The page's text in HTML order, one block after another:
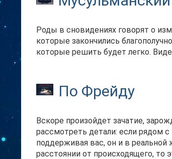
Роды в сновидениях говорят о
которые закончились
которые решить будет легко.
По Фрейду
Вскоре произойдет зачатие,
рассмотреть детали: если рядом
поддерживая вас, он и в
расстоянии от происходящего,